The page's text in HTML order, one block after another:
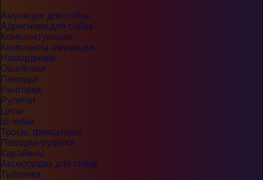
Амуниция для собак
Адресники для собак
Комплектующие
Комплекты амуниции
Намордники
Ошейники
Поводки
Ринговки
Рулетки
Цепи
Шлейки
Тросы, фиксаторы
Поводки-рулетки
Карабины
Аксессуары для собак
Таблички